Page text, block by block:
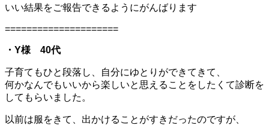
いい結果をご報告できるようにがんばります
=====================
・Y様 40代
子育てもひと段落し、自分にゆとりができてきて、
何かなんでもいいから楽しいと思えることをしたくて診断を
してもらいました。
以前は服をきて、出かけることがすきだったのですが、